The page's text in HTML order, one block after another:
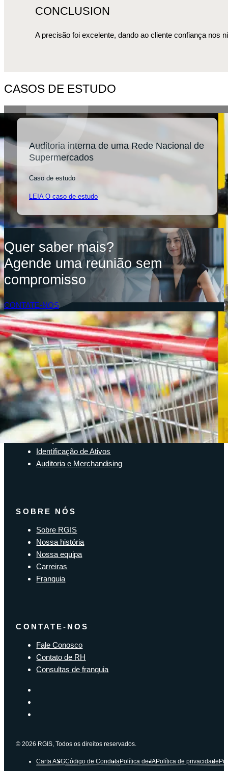
CONCLUSION
A precisão foi excelente, dando ao cliente confiança nos
CASOS DE ESTUDO
Auditoria interna de uma Rede Nacional de
Supermercados
Caso de estudo
LEIA O caso de estudo
Quer saber mais?
Agende uma reunião sem
compromisso
CONTATE-NOS
Acesso do Cliente
SOLUÇÕES
Soluções de inventário
Solução de Software Enterprise
Soluções para a cadeia de suprimentos
Identificação de Ativos
Auditoria e Merchandising
SOBRE NÓS
Sobre RGIS
Nossa história
Nossa equipa
Carreiras
Franquia
CONTATE-NOS
Fale Conosco
Contato de RH
Consultas de franquia
© 2026 RGIS, Todos os direitos reservados.
Carta ASGCódigo de CondutaPolítica de IAPolítica de privacidade